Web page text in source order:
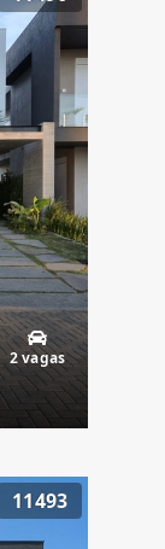
2 vagas
11493